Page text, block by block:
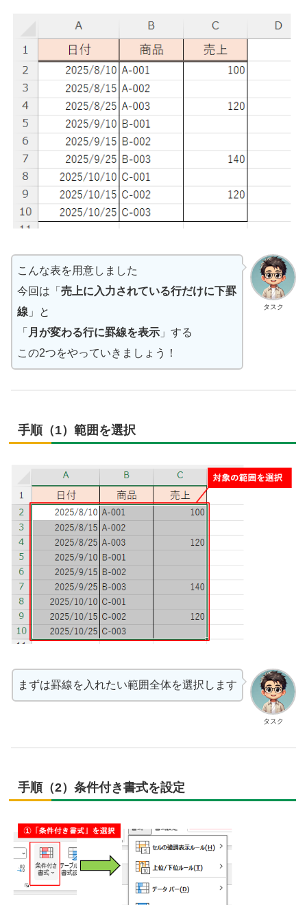
タスク
こんな表を用意しました
今回は「 売上に入力されている行だけに下罫
線 」と
「 月が変わる行に罫線を表示 」する
この2つをやっていきましょう！
手順（1）範囲を選択
タスク
まずは罫線を入れたい範囲全体を選択します
手順（2）条件付き書式を設定